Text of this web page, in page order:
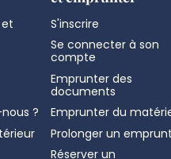
?
S'inscrire
Se connecter à son
compte
Emprunter des
documents
Emprunter du
Prolonger un emprunt
Réserver un